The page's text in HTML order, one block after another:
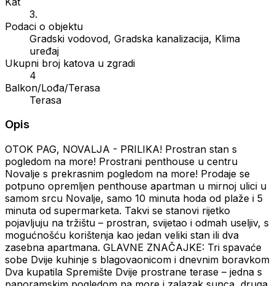
3.
Podaci o objektu
Gradski vodovod, Gradska kanalizacija, Klima
uređaj
Ukupni broj katova u zgradi
4
Balkon/Lođa/Terasa
Terasa
Opis
OTOK PAG, NOVALJA - PRILIKA! Prostran stan s
pogledom na more! Prostrani penthouse u centru
Novalje s prekrasnim pogledom na more! Prodaje se
potpuno opremljen penthouse apartman u mirnoj ulici u
samom srcu Novalje, samo 10 minuta hoda od plaže i 5
minuta od supermarketa. Takvi se stanovi rijetko
pojavljuju na tržištu – prostran, svijetao i odmah useljiv, s
mogućnošću korištenja kao jedan veliki stan ili dva
zasebna apartmana. GLAVNE ZNAČAJKE: Tri spavaće
sobe Dvije kuhinje s blagovaonicom i dnevnim boravkom
Dva kupatila Spremište Dvije prostrane terase – jedna s